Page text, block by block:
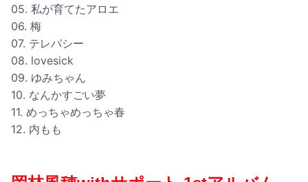
05. 私が育てたアロエ
06. 梅
07. テレパシー
08. lovesick
09. ゆみちゃん
10. なんかすごい夢
11. めっちゃめっちゃ春
12. 内もも